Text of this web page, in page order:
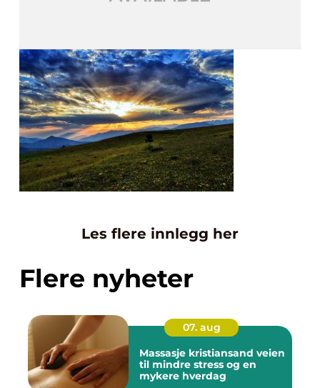
Les flere innlegg her
Flere nyheter
07. aug
Massasje kristiansand veien
til mindre stress og en
mykere hverdag